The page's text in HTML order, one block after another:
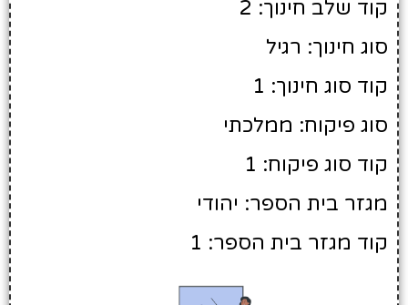
קוד שלב חינוך: 2
סוג חינוך: רגיל
קוד סוג חינוך: 1
סוג פיקוח: ממלכתי
קוד סוג פיקוח: 1
מגזר בית הספר: יהודי
קוד מגזר בית הספר: 1